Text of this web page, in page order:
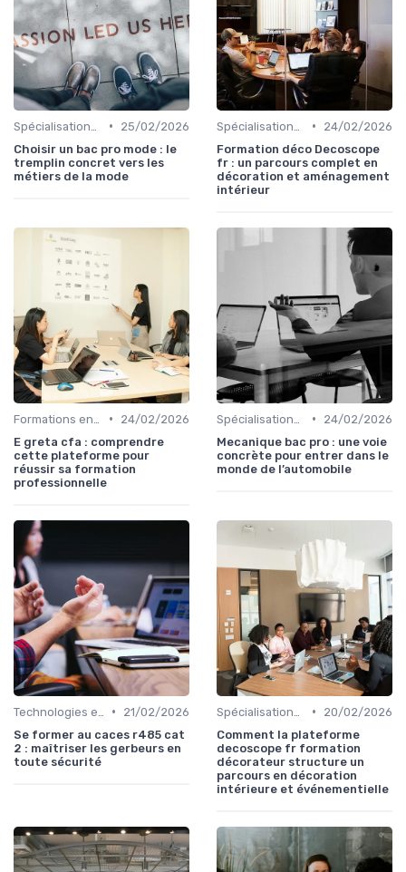
•
25/02/2026
Choisir un bac pro mode : le
tremplin concret vers les
métiers de la mode
•
24/02/2026
Formation déco Decoscope
fr : un parcours complet en
décoration et aménagement
intérieur
•
24/02/2026
E greta cfa : comprendre
cette plateforme pour
réussir sa formation
professionnelle
•
24/02/2026
Mecanique bac pro : une voie
concrète pour entrer dans le
monde de l’automobile
•
21/02/2026
Se former au caces r485 cat
2 : maîtriser les gerbeurs en
toute sécurité
•
20/02/2026
Comment la plateforme
decoscope fr formation
décorateur structure un
parcours en décoration
intérieure et événementielle